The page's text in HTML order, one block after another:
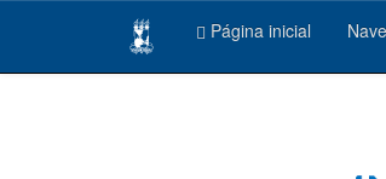
Página inicial